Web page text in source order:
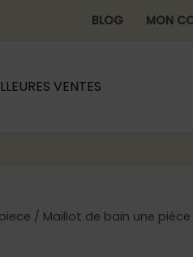
BLOG MON
VENTES
/ Maillot de bain une